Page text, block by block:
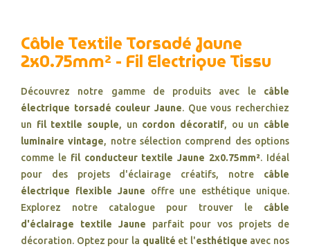
Câble Textile Torsadé Jaune
2x0.75mm² - Fil Electrique Tissu
Découvrez notre gamme de produits avec le câble
électrique torsadé couleur Jaune. Que vous recherchiez
un fil textile souple, un cordon décoratif, ou un câble
luminaire vintage, notre sélection comprend des options
comme le fil conducteur textile Jaune 2x0.75mm². Idéal
pour des projets d'éclairage créatifs, notre câble
électrique flexible Jaune offre une esthétique unique.
Explorez notre catalogue pour trouver le câble
d'éclairage textile Jaune parfait pour vos projets de
décoration. Optez pour la qualité et l'esthétique avec nos